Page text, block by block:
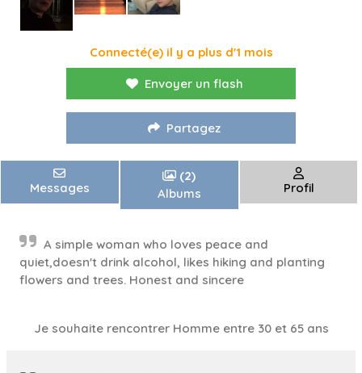
Connecté(e) il y a plus d'1 mois
Envoyer un flash
Partagez
Messages
(2)
Albums
Profil
A simple woman who loves peace and
quiet,doesn't drink alcohol, likes hiking and planting
flowers and trees. Honest and sincere
Je souhaite rencontrer Homme entre 30 et 65 ans